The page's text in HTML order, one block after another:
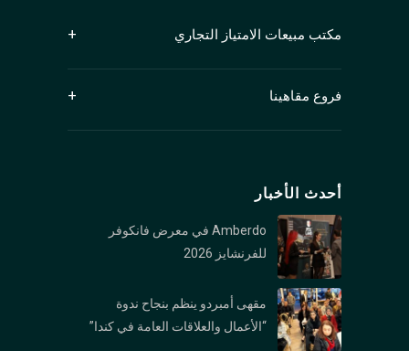
مكتب مبيعات الامتياز التجاري
جناح 1250، 409 شارع جرانفيل
فانكوفر، كولومبيا البريطانية V6C 1T2
فروع مقاهينا
الفرع الرئيسي (كيتسيلانو): 2678 W 4th Ave,
North Vancouver, BC V7P 1M4
فرع بورارد : 1306 Burrard St., Vancouver, BC V6Z
2B8
فرع وست جورجیا : 1306 1328 W Georgia St,
Vancouver, BC V6E 4R9
أحدث الأخبار
Amberdo في معرض فانكوفر
للفرنشايز 2026
مقهى أمبردو ينظم بنجاح ندوة
“الأعمال والعلاقات العامة في كندا”